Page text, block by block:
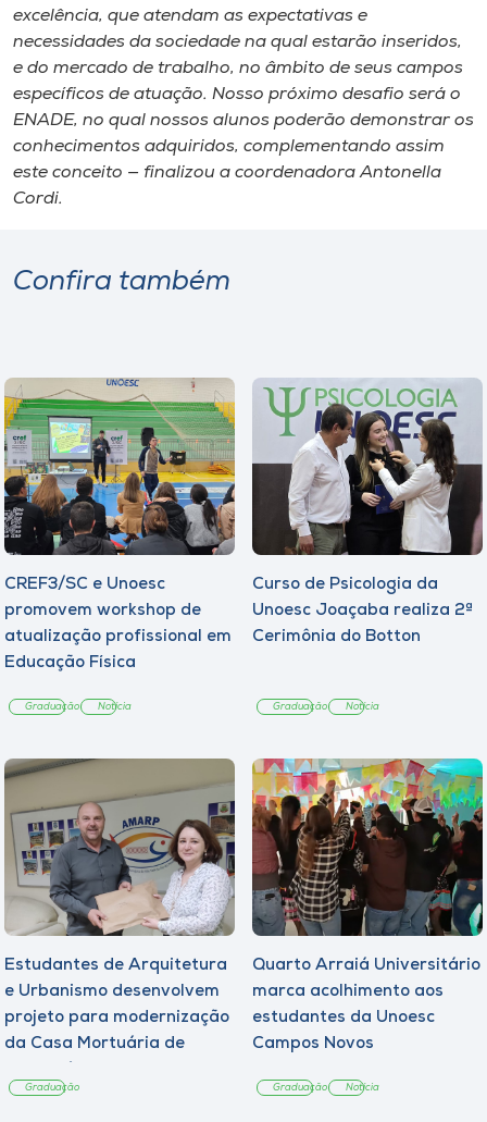
excelência, que atendam as expectativas e
necessidades da sociedade na qual estarão inseridos,
e do mercado de trabalho, no âmbito de seus campos
específicos de atuação. Nosso próximo desafio será o
ENADE, no qual nossos alunos poderão demonstrar os
conhecimentos adquiridos, complementando assim
este conceito — finalizou a coordenadora Antonella
Cordi.
Confira também
CREF3/SC e Unoesc
promovem workshop de
atualização profissional em
Educação Física
Graduação Notícia
Curso de Psicologia da
Unoesc Joaçaba realiza 2ª
Cerimônia do Botton
Graduação Notícia
Estudantes de Arquitetura
e Urbanismo desenvolvem
projeto para modernização
da Casa Mortuária de
Graduação
Quarto Arraiá Universitário
marca acolhimento aos
estudantes da Unoesc
Campos Novos
Graduação Notícia